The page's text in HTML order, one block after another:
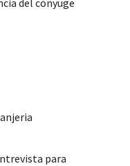
del cónyuge
para